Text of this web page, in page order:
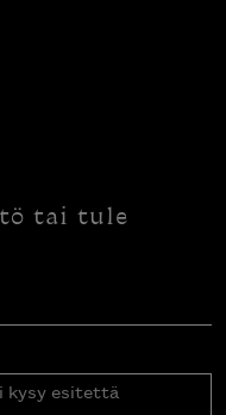
tai tule